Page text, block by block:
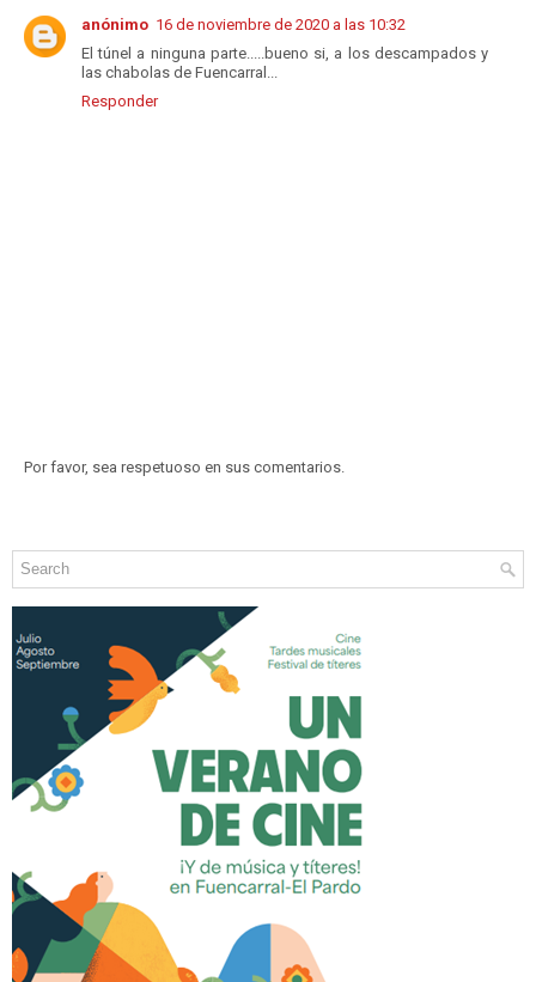
anónimo 16 de noviembre de 2020 a las 10:32
El túnel a ninguna parte.....bueno si, a los descampados y
las chabolas de Fuencarral...
Responder
Por favor, sea respetuoso en sus comentarios.